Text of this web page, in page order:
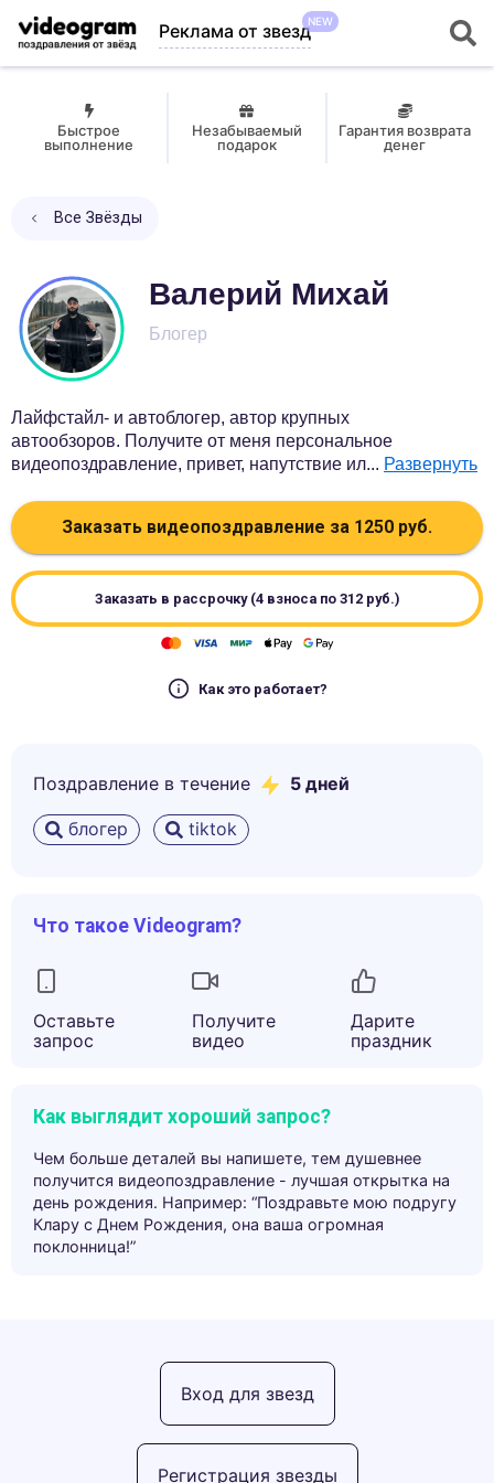
Реклама от звездNEW
Быстрое
выполнение
Незабываемый
подарок
Гарантия возврата
денег
Все Звёзды
Валерий Михай
Блогер
Лайфстайл- и автоблогер, автор крупных
автообзоров. Получите от меня персональное
видеопоздравление, привет, напутствие ил... Развернуть
Заказать видеопоздравление за 1250 руб.
Заказать в рассрочку (4 взноса по 312руб.)
Как это работает?
Поздравление в течение 5 дней
блогер tiktok
Что такое Videogram?
Оставьте
запрос
Получите
видео
Дарите
праздник
Как выглядит хороший запрос?
Чем больше деталей вы напишете, тем душевнее
получится видеопоздравление - лучшая открытка на
день рождения. Например: “Поздравьте мою подругу
Клару с Днем Рождения, она ваша огромная
поклонница!”
Регистрация звезды
Вход для звезд